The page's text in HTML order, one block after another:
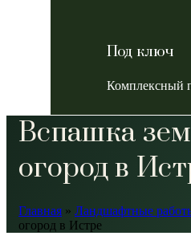
Под ключ
Комплексный
Вспашка
огород в
Главная » Ландшафтные
огород в Истре